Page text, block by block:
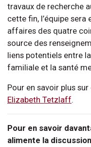
travaux de recherche
cette fin, l’équipe
affaires des quatre
source des
liens potentiels entre
familiale et la santé
Pour en savoir plus
Elizabeth Tetzlaff.
Pour en savoir
alimente la